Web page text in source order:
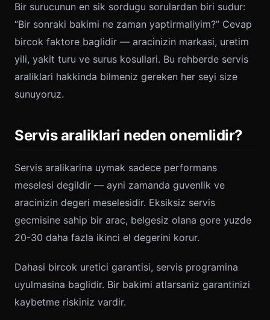
Bir surucunun en sik sordugu sorulardan biri sudur:
“Bir sonraki bakimi ne zaman yaptirmaliyim?” Cevap
bircok faktore baglidir — aracinizin markasi, uretim
yili, yakit turu ve surus kosullari. Bu rehberde servis
araliklari hakkinda bilmeniz gereken her seyi size
sunuyoruz.
Servis araliklari neden onemlidir?
Servis aralikarina uymak sadece performans
meselesi degildir — ayni zamanda guvenlik ve
aracinizin degeri meselesidir. Eksiksiz servis
gecmisine sahip bir arac, belgesiz olana gore yuzde
20-30 daha fazla ikinci el degerini korur.
Dahasi bircok uretici garantisi, servis programina
uyulmasina baglidir. Bir bakimi atlarsaniz garantinizi
kaybetme riskiniz vardir.